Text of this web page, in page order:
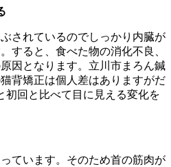
されているのでしっかり内臓が
すると、食べた物の消化不良、
因となります。立川市まろん鍼
背矯正は個人差はありますがだ
初回と比べて目に見える変化を
ています。そのため首の筋肉が